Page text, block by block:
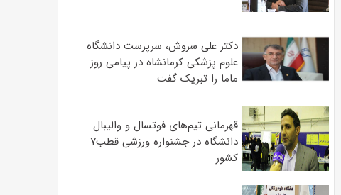
دکتر علی سروش، سرپرست دانشگاه
علوم پزشکی کرمانشاه در پیامی روز
ماما را تبریک گفت
قهرمانی تیم‌های فوتسال و والیبال
دانشگاه در جشنواره ورزشی قطب۷
کشور